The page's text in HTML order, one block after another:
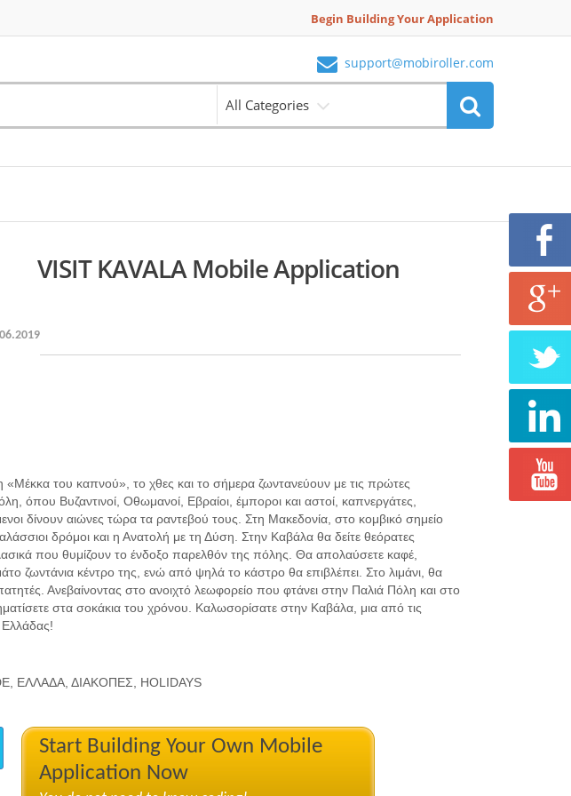
Begin Building Your Application
support@mobiroller.com
All Categories
VISIT KAVALA Mobile Application
«Μέκκα του καπνού», το χθες και το σήμερα ζωντανεύουν με τις πρώτες
όπου Βυζαντινοί, Οθωμανοί, Εβραίοι, έμποροι και αστοί, καπνεργάτες,
δίνουν αιώνες τώρα τα ραντεβού τους. Στη Μακεδονία, στο κομβικό σημείο
δρόμοι και η Ανατολή με τη Δύση. Στην Καβάλα θα δείτε θεόρατες
που θυμίζουν το ένδοξο παρελθόν της πόλης. Θα απολαύσετε καφέ,
ζωντάνια κέντρο της, ενώ από ψηλά το κάστρο θα επιβλέπει. Στο λιμάνι, θα
Ανεβαίνοντας στο ανοιχτό λεωφορείο που φτάνει στην Παλιά Πόλη και στο
στα σοκάκια του χρόνου. Καλωσορίσατε στην Καβάλα, μια από τις
Ελλάδας!
ΕΛΛΑΔΑ, ΔΙΑΚΟΠΕΣ, HOLIDAYS
Start Building Your Own Mobile
Application Now